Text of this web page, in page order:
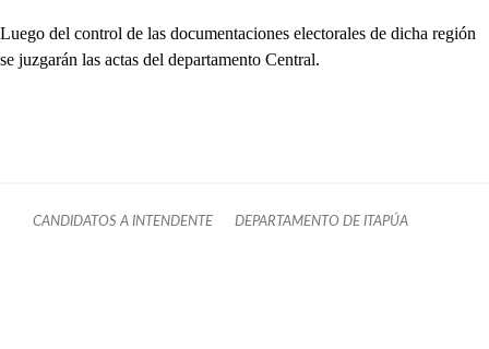
Luego del control de las documentaciones electorales de dicha región
se juzgarán las actas del departamento Central.
CANDIDATOS A INTENDENTE DEPARTAMENTO DE ITAPÚA